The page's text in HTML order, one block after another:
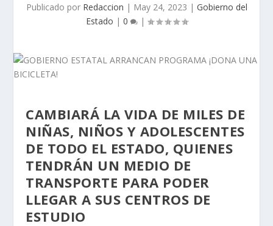
Publicado por Redaccion | May 24, 2023 | Gobierno del
Estado | 0 |
CAMBIARÁ LA VIDA DE MILES DE
NIÑAS, NIÑOS Y ADOLESCENTES
DE TODO EL ESTADO, QUIENES
TENDRÁN UN MEDIO DE
TRANSPORTE PARA PODER
LLEGAR A SUS CENTROS DE
ESTUDIO